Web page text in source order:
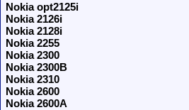
Nokia opt2125i
Nokia 2126i
Nokia 2128i
Nokia 2255
Nokia 2300
Nokia 2300B
Nokia 2310
Nokia 2600
Nokia 2600A